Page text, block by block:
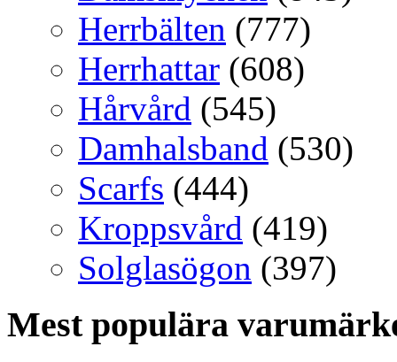
Herrbälten (777)
Herrhattar (608)
Hårvård (545)
Damhalsband (530)
Scarfs (444)
Kroppsvård (419)
Solglasögon (397)
Mest populära